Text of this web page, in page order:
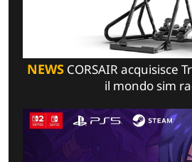
NEWSCORSAIR acquisisce
il mondo sim